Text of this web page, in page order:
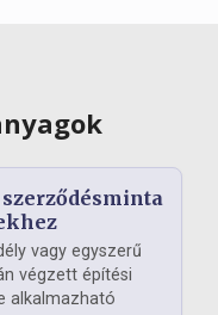
vagy egyszerű
végzett építési
alkalmazható